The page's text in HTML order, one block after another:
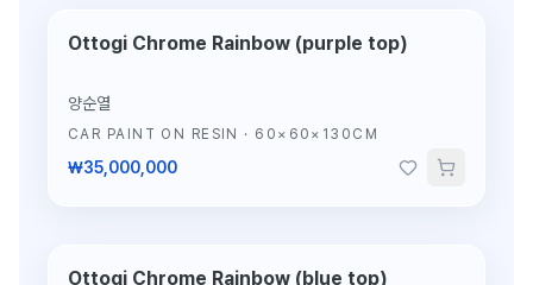
단 1점뿐인 조각
Ottogi Chrome Rainbow (purple top)
양순열
CAR PAINT ON RESIN · 60×60×130CM
₩35,000,000
단 1점뿐인 조각
Ottogi Chrome Rainbow (blue top)